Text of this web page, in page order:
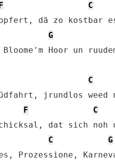
C
dä zo kostbar
G
Hoor un
C
jrundlos
F C
dat sich noh
C
G
Prozessione,